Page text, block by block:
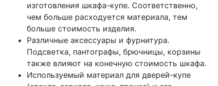
изготовления шкафа-купе. Соответственно,
чем больше расходуется материала, тем
больше стоимость изделия.
Различные аксессуары и фурнитура.
Подсветка, пантографы, брючницы, корзины
также влияют на конечную стоимость шкафа.
Используемый материал для дверей-купе